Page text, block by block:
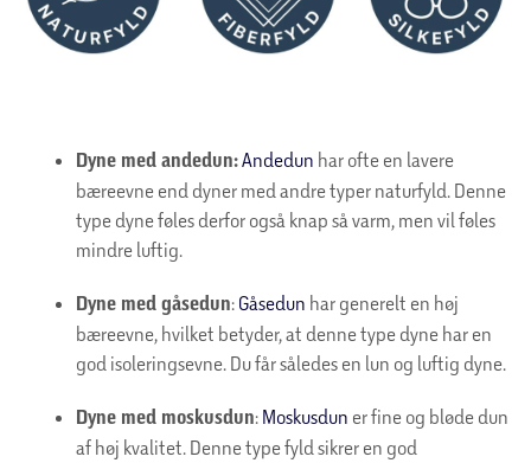
Dyne med andedun:Andedun har ofte en lavere
bæreevne end dyner med andre typer naturfyld. Denne
type dyne føles derfor også knap så varm, men vil føles
mindre luftig.
Dyne med gåsedun: Gåsedun har generelt en høj
bæreevne, hvilket betyder, at denne type dyne har en
god isoleringsevne. Du får således en lun og luftig dyne.
Dyne med moskusdun: Moskusdun er fine og bløde dun
af høj kvalitet. Denne type fyld sikrer en god